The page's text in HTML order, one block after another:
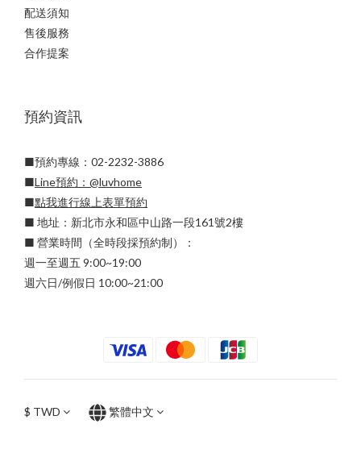
配送須知
售後服務
合作提案
預約資訊
■預約專線：02-2232-3886
■Line預約： @luvhome
■點我進行線上表單預約
■ 地址：新北市永和區中山路一段161號2樓
■ 營業時間（全時段採預約制）：
週一至週五 9:00~19:00
週六日/例假日 10:00~21:00
$ TWD 繁體中文